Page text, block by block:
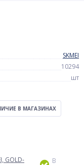
SKMEI
10294
шт
В МАГАЗИНАХ
GOLD-
В